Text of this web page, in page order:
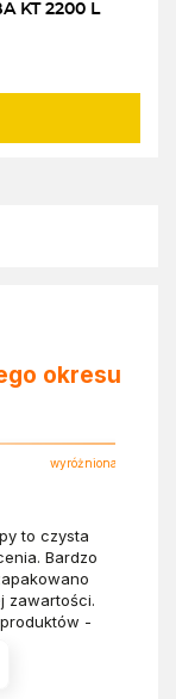
KT 2200 L
okresu
wyróżniona
to czysta
Bardzo
zawartości.
-